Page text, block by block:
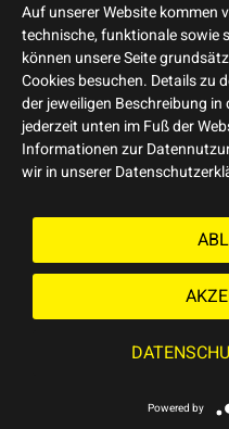
Auf unserer Website kommen
technische, funktionale sowie
können unsere Seite
Cookies besuchen. Details zu
der jeweiligen Beschreibung
jederzeit unten im Fuß der
Informationen zur
wir in unserer
Powered by